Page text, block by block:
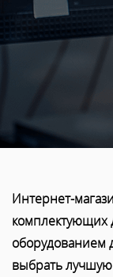
Интернет-
комплектующих
оборудованием
выбрать лучшую